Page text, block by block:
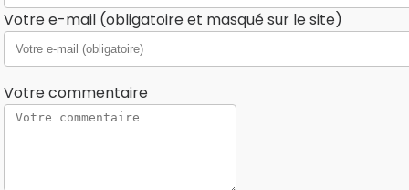
Votre e-mail (obligatoire et masqué sur le site)
Votre commentaire